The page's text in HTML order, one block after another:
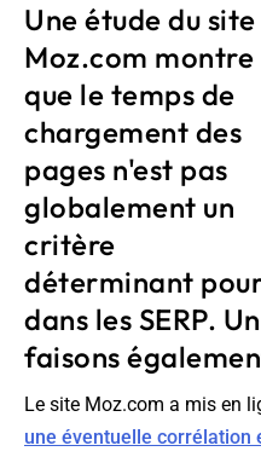
Une étude du site
Moz.com montre
que le temps de
chargement des
pages n'est pas
globalement un
critère
déterminant
dans les SERP.
faisons
Le site Moz.com a mis en
une éventuelle corrélation